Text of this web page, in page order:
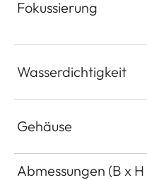
Fokussierung
Wasserdichtigkeit
Gehäuse
Abmessungen (B x H